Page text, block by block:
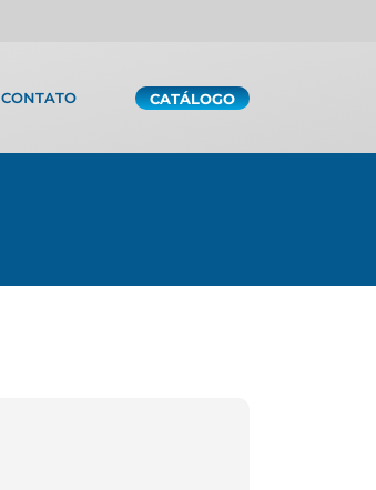
CONTATO CATÁLOGO